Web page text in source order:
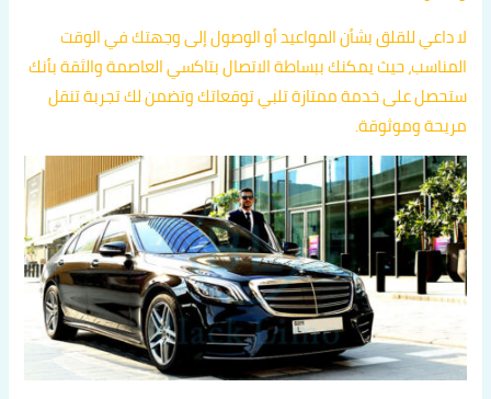
لا داعي للقلق بشأن المواعيد أو الوصول إلى وجهتك في الوقت
المناسب، حيث يمكنك ببساطة الاتصال بتاكسي العاصمة والثقة بأنك
ستحصل على خدمة ممتازة تلبي توقعاتك وتضمن لك تجربة تنقل
مريحة وموثوقة.